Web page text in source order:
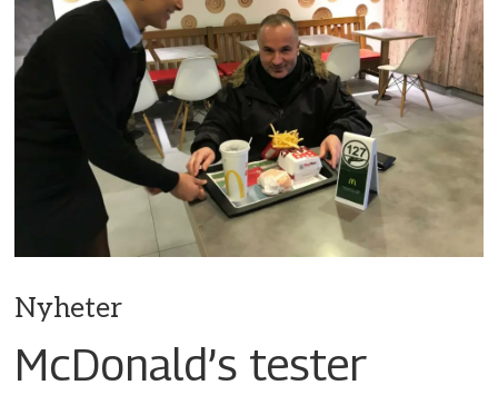
Nyheter
McDonald’s tester